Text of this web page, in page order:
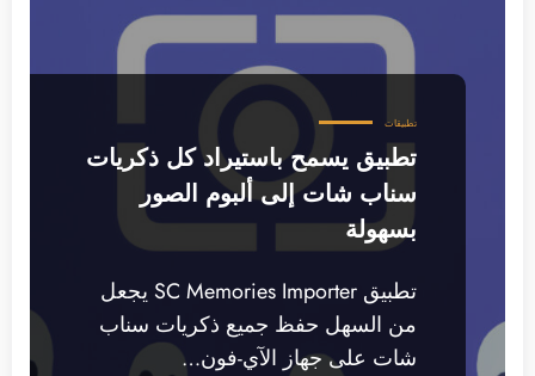
تطبيقات
تطبيق يسمح باستيراد كل ذكريات
سناب شات إلى ألبوم الصور
بسهولة
تطبيق SC Memories Importer يجعل
من السهل حفظ جميع ذكريات سناب
شات على جهاز الآي-فون…